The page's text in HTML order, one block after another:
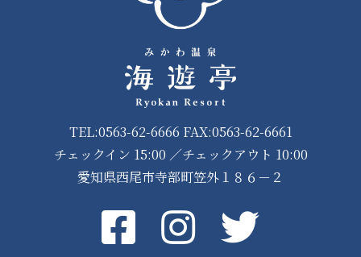
TEL:0563-62-6666 FAX:0563-62-6661
チェックイン 15:00 ／チェックアウト 10:00
愛知県西尾市寺部町笠外１８６－２
FacebookinstagramTwitter